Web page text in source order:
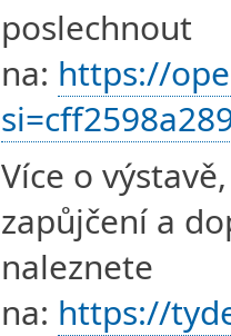
poslechnout
na: https://
Více o
zapůjčení a
naleznete
na: https://